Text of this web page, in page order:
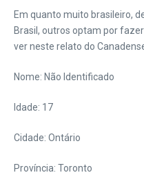
Em quanto muito brasileiro,
Brasil, outros optam por
ver neste relato do
Nome: Não Identificado
Idade: 17
Cidade: Ontário
Província: Toronto